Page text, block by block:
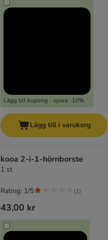
Lägg till kupong - spara -10%
Lägg till i varukorg
kooa 2-i-1-hörnborste
1 st
43,00 kr
Rating: 1/5 (1)